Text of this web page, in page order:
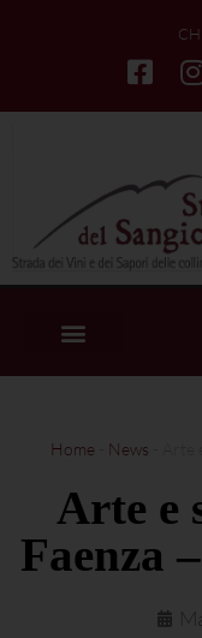
Home News
Arte e
Faenza